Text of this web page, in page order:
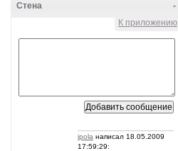
-
Стена
К приложению
ipola написал 18.05.2009
17:59:29: